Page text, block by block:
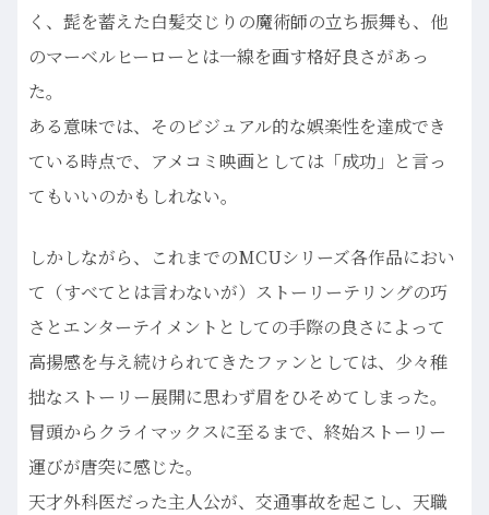
く、髭を蓄えた白髪交じりの魔術師の立ち振舞も、他
のマーベルヒーローとは一線を画す格好良さがあっ
た。
ある意味では、そのビジュアル的な娯楽性を達成でき
ている時点で、アメコミ映画としては「成功」と言っ
てもいいのかもしれない。
しかしながら、これまでのMCUシリーズ各作品におい
て（すべてとは言わないが）ストーリーテリングの巧
さとエンターテイメントとしての手際の良さによって
高揚感を与え続けられてきたファンとしては、少々稚
拙なストーリー展開に思わず眉をひそめてしまった。
冒頭からクライマックスに至るまで、終始ストーリー
運びが唐突に感じた。
天才外科医だった主人公が、交通事故を起こし、天職